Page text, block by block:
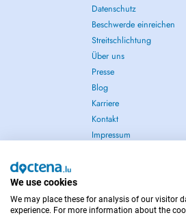
Datenschutz
Beschwerde einreichen
Streitschlichtung
Über uns
Presse
Blog
Karriere
Kontakt
Impressum
IM NOTFALL
We use cookies
We may place these for analysis of our visitor
experience. For more information about the